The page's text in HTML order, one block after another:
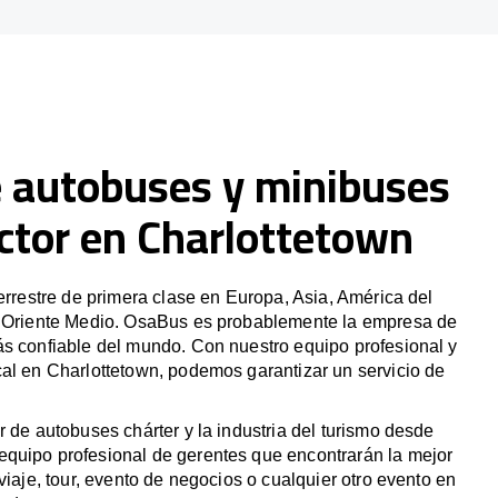
y minibuses
en Charlottetown
de primera clase en Europa, Asia, América del
Medio. OsaBus es probablemente la empresa de
confiable del mundo. Con nuestro equipo profesional y
en Charlottetown, podemos garantizar un servicio de
de autobuses chárter y la industria del turismo desde
profesional de gerentes que encontrarán la mejor
tour, evento de negocios o cualquier otro evento en